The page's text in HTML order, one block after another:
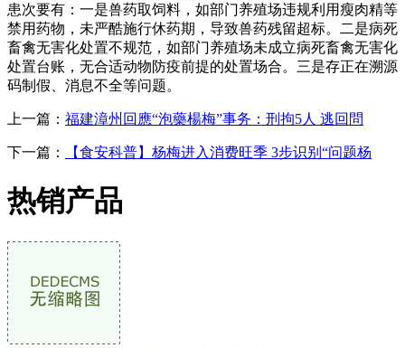
患次要有：一是兽药取饲料，如部门养殖场违规利用瘦肉精等
禁用药物，未严酷施行休药期，导致兽药残留超标。二是病死
畜禽无害化处置不规范，如部门养殖场未成立病死畜禽无害化
处置台账，无合适动物防疫前提的处置场合。三是存正在溯源
码制假、消息不全等问题。
上一篇： 福建漳州回應“泡藥楊梅”事务：刑拘5人 逃回問
下一篇： 【食安科普】杨梅进入消费旺季 3步识别“问题杨
热销产品